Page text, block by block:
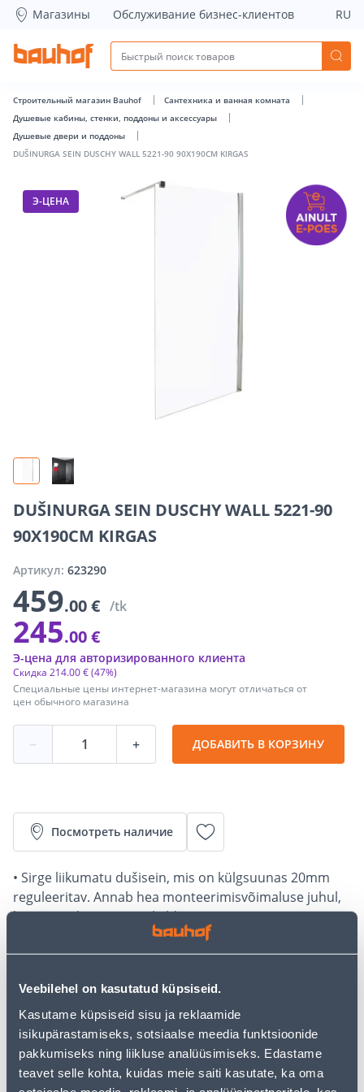
Veebilehel on kasutatud küpsiseid.
Kasutame küpsiseid sisu ja reklaamide
isikupärastamiseks, sotsiaalse meedia funktsioonide
pakkumiseks ning liikluse analüüsimiseks. Edastame
teavet selle kohta, kuidas meie saiti kasutate, ka oma
DUŠINURGA SEIN DUSCHY WALL 5221-90 90X190CM
Магазины Обслуживание бизнес-клиентов RU
Строительный магазин Bauhof
Сантехника и ванная комната
Душевые кабины, стенки, поддоны и аксессуары
Душевые двери и поддоны
DUŠINURGA SEIN DUSCHY WALL 5221-90 90X190CM KIRGAS
Э-ЦЕНА
DUŠINURGA SEIN DUSCHY WALL 5221-90
90X190CM KIRGAS
Артикул: 623290
459.00 € /tk
245.00 €
Специальные цены интернет-магазина могут отличаться от
цен обычного магазина
Скидка 214.00 €(47%)
Э-цена для авторизированного клиента
− + ДОБАВИТЬ В КОРЗИНУ
Посмотреть наличие
• Sirge liikumatu dušisein, mis on külgsuunas 20mm
reguleeritav. Annab hea monteerimisvõimaluse juhul,
kui põrand või sein on kaldu.
• Karastatud kirgas 6 mm turvaklaas.
• 14-päevane tagastusõigus.
Калькулятор рассрочки
Депозит Платежи